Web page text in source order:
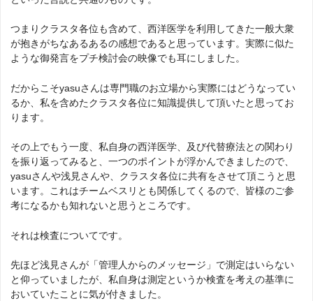
つまりクラスタ各位も含めて、西洋医学を利用してきた一般大衆
が抱きがちなあるあるの感想であると思っています。実際に似た
ような御発言をプチ検討会の映像でも耳にしました。
だからこそyasuさんは専門職のお立場から実際にはどうなってい
るか、私を含めたクラスタ各位に知識提供して頂いたと思ってお
ります。
その上でもう一度、私自身の西洋医学、及び代替療法との関わり
を振り返ってみると、一つのポイントが浮かんできましたので、
yasuさんや浅見さんや、クラスタ各位に共有をさせて頂こうと思
います。これはチームベスリとも関係してくるので、皆様のご参
考になるかも知れないと思うところです。
それは検査についてです。
先ほど浅見さんが「管理人からのメッセージ」で測定はいらない
と仰っていましたが、私自身は測定というか検査を考えの基準に
おいていたことに気が付きました。